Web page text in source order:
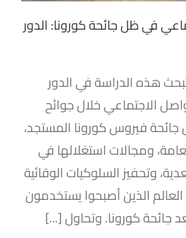
في ظل جائحة كورونا: الدور
هذه الدراسة في الدور
الاجتماعي خلال جوائح
جائحة فيروس كورونا المستجد،
ومجالات استغلالها في
وتحفيز السلوكيات الوقائية
الذين أصبحوا يستخدمون
جائحة كورونا. وتحاول [...]